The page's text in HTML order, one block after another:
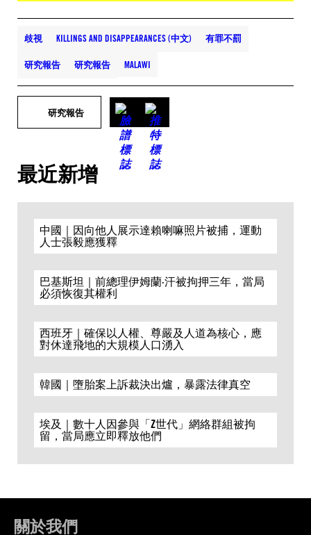
歧視 KILLINGS AND DISAPPEARANCES (中文) 有罪不罰
研究報告 研究報告 MALAWI
研究報告
最近新增
中國｜因向他人展示達賴喇嘛照片被捕，運動
人士張毅應獲釋
巴基斯坦｜前總理伊姆蘭·汗被拘押三年，當局
必須恢復其權利
西班牙｜確保以人權、尊嚴及人道為核心，應
對休達飛地的大規模人口湧入
韓國｜墮胎案上訴裁決出爐，暴露法律真空
埃及｜數十人因參與「Z世代」網絡群組被拘
留，當局應立即釋放他們
關於我們